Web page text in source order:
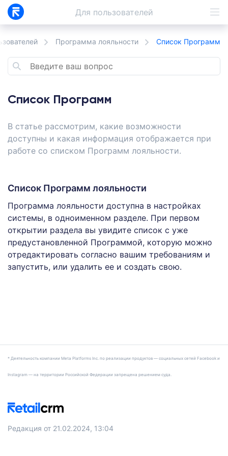
Для пользователей
Программа лояльности Список Программ
Список Программ
В статье рассмотрим, какие возможности
доступны и какая информация отображается при
работе со списком Программ лояльности.
Список Программ лояльности
Программа лояльности доступна в настройках
системы, в одноименном разделе. При первом
открытии раздела вы увидите список с уже
предустановленной Программой, которую можно
отредактировать согласно вашим требованиям и
запустить, или удалить ее и создать свою.
* Деятельность компании Meta Platforms Inc. по реализации продуктов — социальных сетей Facebook и
Instagram — на территории Российской Федерации запрещена решением суда.
Редакция от 21.02.2024, 13:04